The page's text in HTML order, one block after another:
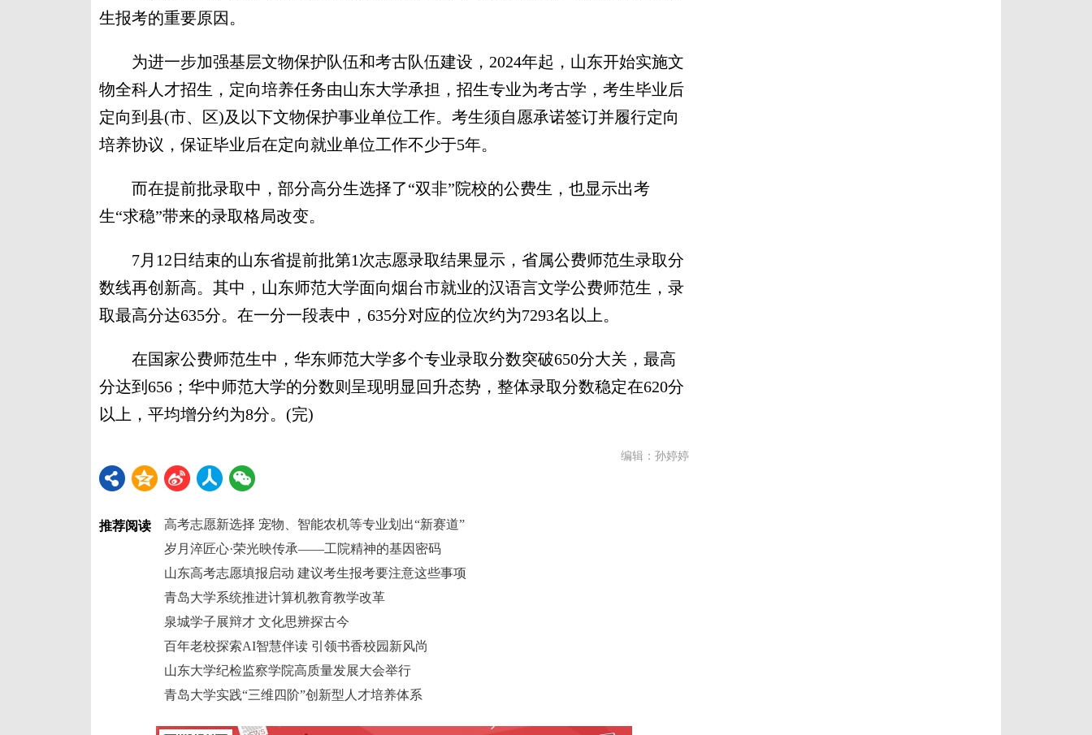
生报考的重要原因。
为进一步加强基层文物保护队伍和考古队伍建设，2024年起，山东开始实施文
物全科人才招生，定向培养任务由山东大学承担，招生专业为考古学，考生毕业后
定向到县(市、区)及以下文物保护事业单位工作。考生须自愿承诺签订并履行定向
培养协议，保证毕业后在定向就业单位工作不少于5年。
而在提前批录取中，部分高分生选择了“双非”院校的公费生，也显示出考
生“求稳”带来的录取格局改变。
7月12日结束的山东省提前批第1次志愿录取结果显示，省属公费师范生录取分
数线再创新高。其中，山东师范大学面向烟台市就业的汉语言文学公费师范生，录
取最高分达635分。在一分一段表中，635分对应的位次约为7293名以上。
在国家公费师范生中，华东师范大学多个专业录取分数突破650分大关，最高
分达到656；华中师范大学的分数则呈现明显回升态势，整体录取分数稳定在620分
以上，平均增分约为8分。(完)
编辑：孙婷婷
推荐阅读
高考志愿新选择 宠物、智能农机等专业划出“新赛道”
岁月淬匠心·荣光映传承——工院精神的基因密码
山东高考志愿填报启动 建议考生报考要注意这些事项
青岛大学系统推进计算机教育教学改革
泉城学子展辩才 文化思辨探古今
百年老校探索AI智慧伴读 引领书香校园新风尚
山东大学纪检监察学院高质量发展大会举行
青岛大学实践“三维四阶”创新型人才培养体系